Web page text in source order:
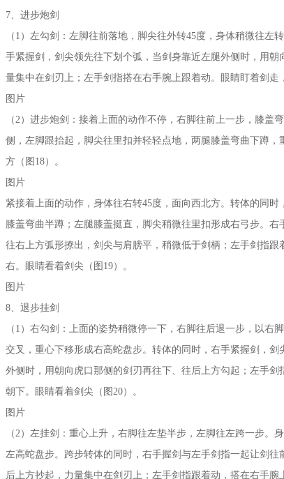
7、进步炮剑
（1）左勾剑：左脚往前落地，脚尖往外转45度，身体稍微往左
手紧握剑，剑尖领先往下划个弧，当剑身靠近左腿外侧时，用
量集中在剑刃上；左手剑指搭在右手腕上跟着动。眼睛盯着剑走
图片
（2）进步炮剑：接着上面的动作不停，右脚往前上一步，膝盖
侧，左脚跟抬起，脚尖往里扣并轻轻点地，两腿膝盖弯曲下蹲
方（图18）。
图片
紧接着上面的动作，身体往右转45度，面向西北方。转体的同时
膝盖弯曲半蹲；左腿膝盖挺直，脚尖稍微往里扣形成右弓步。右
往右上方弧形撩出，剑尖与肩膀平，稍微低于剑柄；左手剑指
右。眼睛看着剑尖（图19）。
图片
8、退步挂剑
（1）右勾剑：上面的姿势稍微停一下，右脚往后退一步，以右
交叉，重心下移形成右高蛇盘步。转体的同时，右手紧握剑，
外侧时，用朝向虎口那侧的剑刃再往下、往后上方勾起；左手
朝下。眼睛看着剑尖（图20）。
图片
（2）左挂剑：重心上升，右脚往左垫半步，左脚往左跨一步。
左高蛇盘步。跨步转体的同时，右手握剑与左手剑指一起让剑
后上方抄起，力量集中在剑刃上；左手剑指跟着动，搭在右手